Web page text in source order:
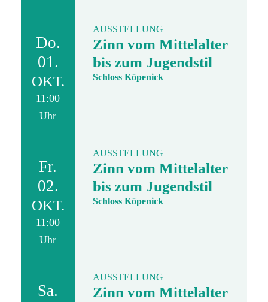
Do.
01.
OKT.
11:00
Uhr
AUSSTELLUNG
Zinn vom Mittelalter
bis zum Jugendstil
Schloss Köpenick
Fr.
02.
OKT.
11:00
Uhr
AUSSTELLUNG
Zinn vom Mittelalter
bis zum Jugendstil
Schloss Köpenick
Sa.
AUSSTELLUNG
Zinn vom Mittelalter